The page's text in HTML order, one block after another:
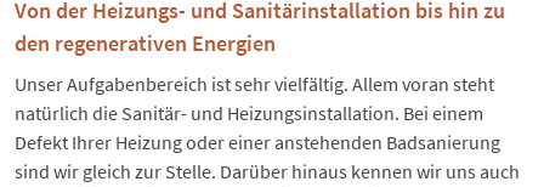
Von der Heizungs- und Sanitärinstallation bis hin zu
den regenerativen Energien
Unser Aufgabenbereich ist sehr vielfältig. Allem voran steht
natürlich die Sanitär- und Heizungsinstallation. Bei einem
Defekt Ihrer Heizung oder einer anstehenden Badsanierung
sind wir gleich zur Stelle. Darüber hinaus kennen wir uns auch